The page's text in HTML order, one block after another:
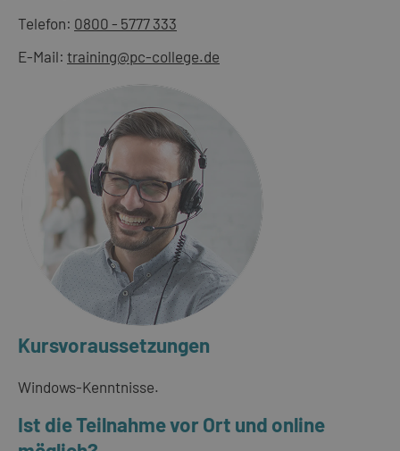
Telefon: 0800 - 5777 333
E-Mail: training@pc-college.de
Kursvoraussetzungen
Windows-Kenntnisse.
Ist die Teilnahme vor Ort und online